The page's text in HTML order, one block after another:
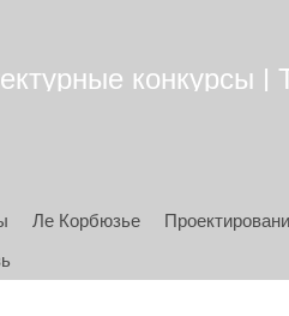
конкурсы |
Ле Корбюзье